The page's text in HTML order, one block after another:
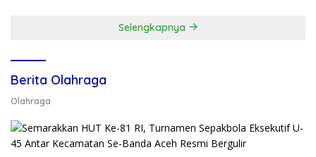
Selengkapnya
Berita Olahraga
Olahraga